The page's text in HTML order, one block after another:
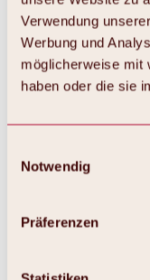
Verwendung
Werbung und
möglicherweise mit
haben oder die sie
Notwendig
Präferenzen